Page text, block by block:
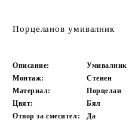
Порцеланов умивалник
Описание:
Умивалник
Монтаж:
Стенен
Материал:
Порцелан
Цвят:
Бял
Отвор за смесител:
Да